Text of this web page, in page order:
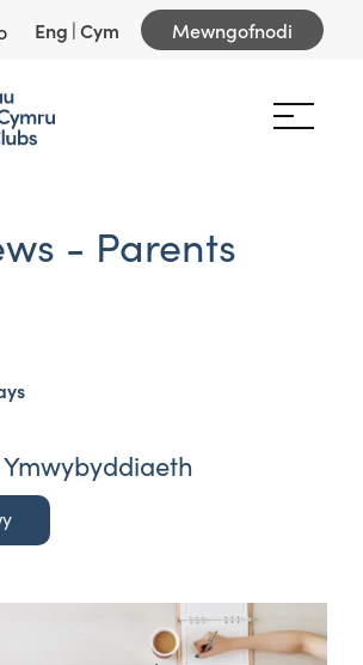
Eng |Cym Mewngofnodi
- Parents